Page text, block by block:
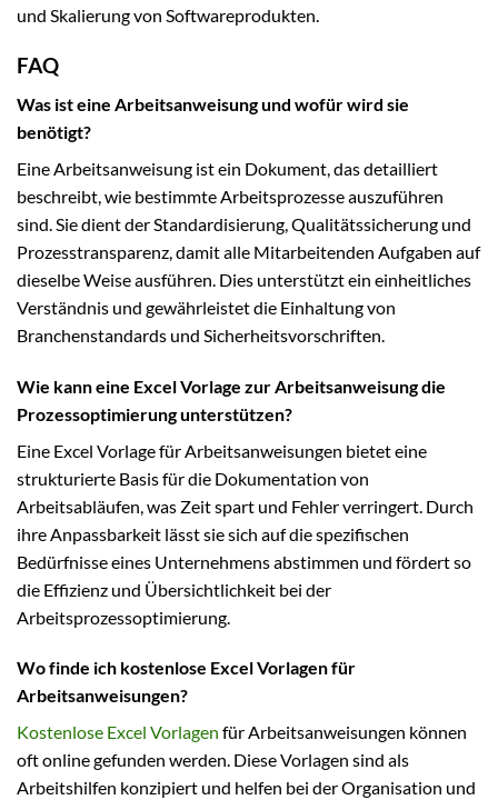
und Skalierung von Softwareprodukten.
FAQ
Was ist eine Arbeitsanweisung und wofür wird sie
benötigt?
Eine Arbeitsanweisung ist ein Dokument, das detailliert
beschreibt, wie bestimmte Arbeitsprozesse auszuführen
sind. Sie dient der Standardisierung, Qualitätssicherung und
Prozesstransparenz, damit alle Mitarbeitenden Aufgaben auf
dieselbe Weise ausführen. Dies unterstützt ein einheitliches
Verständnis und gewährleistet die Einhaltung von
Branchenstandards und Sicherheitsvorschriften.
Wie kann eine Excel Vorlage zur Arbeitsanweisung die
Prozessoptimierung unterstützen?
Eine Excel Vorlage für Arbeitsanweisungen bietet eine
strukturierte Basis für die Dokumentation von
Arbeitsabläufen, was Zeit spart und Fehler verringert. Durch
ihre Anpassbarkeit lässt sie sich auf die spezifischen
Bedürfnisse eines Unternehmens abstimmen und fördert so
die Effizienz und Übersichtlichkeit bei der
Arbeitsprozessoptimierung.
Wo finde ich kostenlose Excel Vorlagen für
Arbeitsanweisungen?
Kostenlose Excel Vorlagen für Arbeitsanweisungen können
oft online gefunden werden. Diese Vorlagen sind als
Arbeitshilfen konzipiert und helfen bei der Organisation und